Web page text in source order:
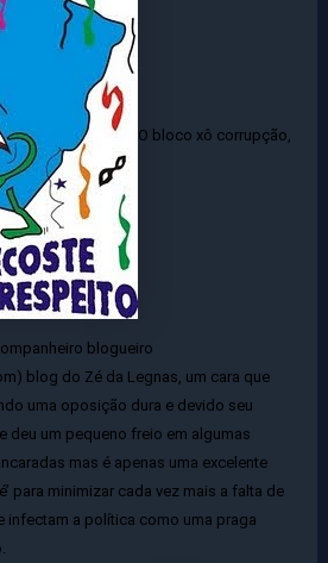
O bloco xô corrupção,
blogueiro
blog do Zé da Legnas, um cara que
uma oposição dura e devido seu
deu um pequeno freio em algumas
mas é apenas uma excelente
para minimizar cada vez mais a falta de
infectam a política como uma praga